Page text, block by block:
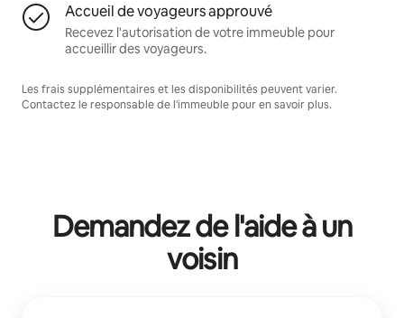
Accueil de voyageurs approuvé
Recevez l'autorisation de votre immeuble pour
accueillir des voyageurs.
Les frais supplémentaires et les disponibilités peuvent varier.
Contactez le responsable de l'immeuble pour en savoir plus.
Demandez de l'aide à un
voisin